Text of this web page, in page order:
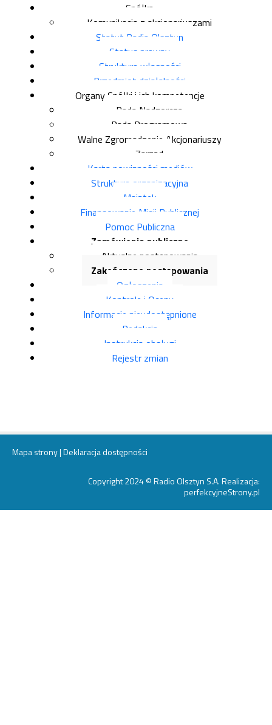
Spółka
Komunikacja z akcjonariuszami
Statut Radia Olsztyn
Status prawny
Struktura własności
Przedmiot działalności
Organy Spółki i ich kompetencje
Rada Nadzorcza
Rada Programowa
Walne Zgromadzenie Akcjonariuszy
Zarząd
Karta powinności mediów
Struktura organizacyjna
Majątek
Finansowanie Misji Publicznej
Pomoc Publiczna
Zamówienia publiczne
Aktualne postępowania
Zakończone postępowania
Ogłoszenia
Kontrole i Oceny
Informacje nieudostępnione
Redakcja
Instrukcja obsługi
Rejestr zmian
Mapa strony|Deklaracja dostępności
Copyright 2024 © Radio Olsztyn S.A. Realizacja:
perfekcyjneStrony.pl